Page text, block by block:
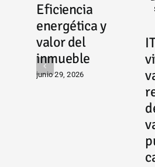
Eficiencia
energética y
valor del
inmueble
junio 29, 2026